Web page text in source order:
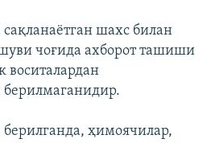
шахс билан
чоғида ахборот ташиши
воситалардан
ҳимоячилар,